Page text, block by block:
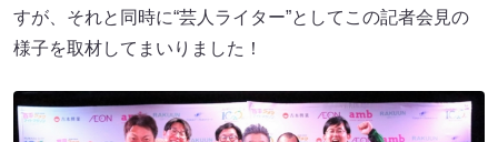
すが、それと同時に“芸人ライター”としてこの記者会見の
様子を取材してまいりました！